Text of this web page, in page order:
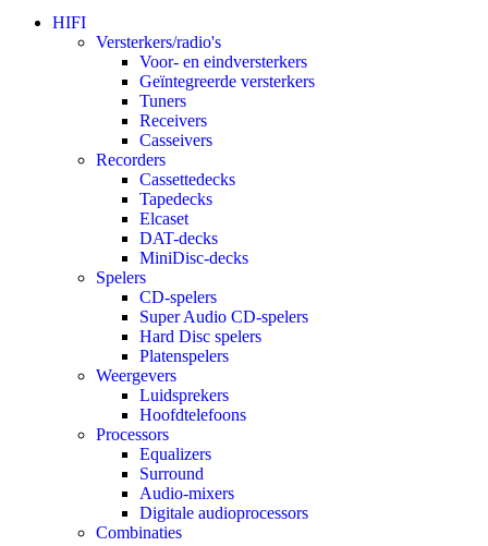
HIFI
Versterkers/radio's
Voor- en eindversterkers
Geïntegreerde versterkers
Tuners
Receivers
Casseivers
Recorders
Cassettedecks
Tapedecks
Elcaset
DAT-decks
MiniDisc-decks
Spelers
CD-spelers
Super Audio CD-spelers
Hard Disc spelers
Platenspelers
Weergevers
Luidsprekers
Hoofdtelefoons
Processors
Equalizers
Surround
Audio-mixers
Digitale audioprocessors
Combinaties